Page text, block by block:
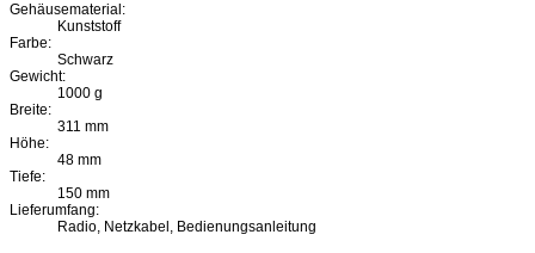
Gehäusematerial:
Kunststoff
Farbe:
Schwarz
Gewicht:
1000 g
Breite:
311 mm
Höhe:
48 mm
Tiefe:
150 mm
Lieferumfang:
Radio, Netzkabel, Bedienungsanleitung